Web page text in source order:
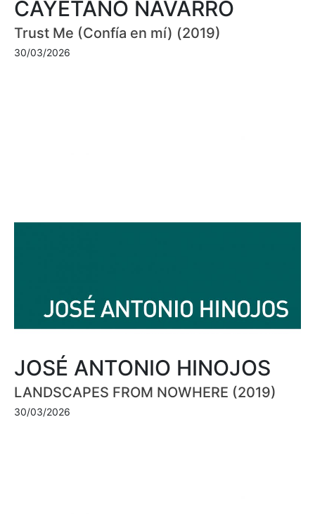
CAYETANO NAVARRO
Trust Me (Confía en mí) (2019)
30/03/2026
JOSÉ ANTONIO HINOJOS
LANDSCAPES FROM NOWHERE (2019)
30/03/2026